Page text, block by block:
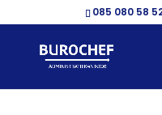
085 080 58